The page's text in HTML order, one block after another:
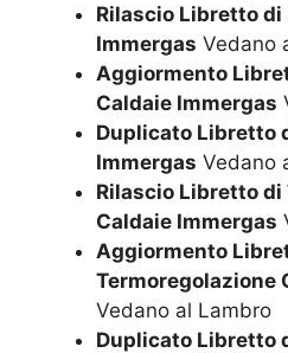
Rilascio Libretto
Immergas Vedano
Aggiormento
Caldaie Immergas
Duplicato Libretto
Immergas Vedano
Rilascio Libretto
Caldaie Immergas
Aggiormento
Termoregolazione
Vedano al Lambro
Duplicato Libretto